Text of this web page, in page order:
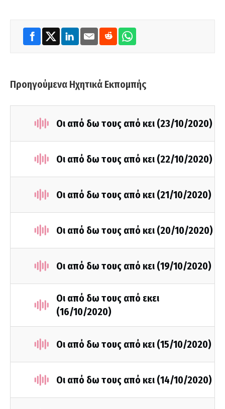
Προηγούμενα Ηχητικά Εκπομπής
Οι από δω τους από κει (23/10/2020)
Οι από δω τους από κει (22/10/2020)
Οι από δω τους από κει (21/10/2020)
Οι από δω τους από κει (20/10/2020)
Οι από δω τους από κει (19/10/2020)
Οι από δω τους από εκει
(16/10/2020)
Οι από δω τους από κει (15/10/2020)
Οι από δω τους από κει (14/10/2020)